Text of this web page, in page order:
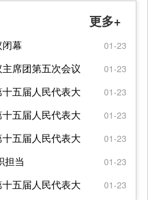
更多+
幕 01-23
席团第五次会议
01-23
五届人民代表大
01-23
五届人民代表大
01-23
五届人民代表大
01-23
担当 01-23
五届人民代表大
01-23